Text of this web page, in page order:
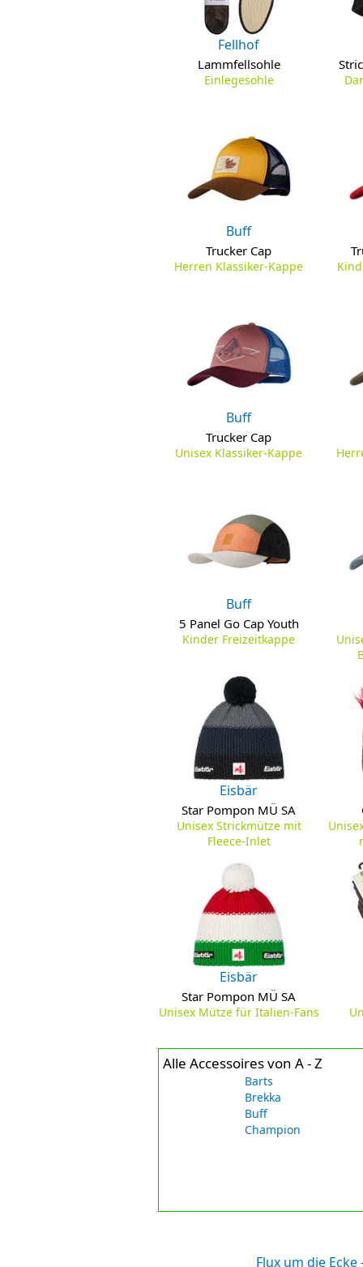
Fellhof
Lammfellsohle
Einlegesohle
Buff
Trucker Cap
Herren Klassiker-Kappe
Buff
Trucker Cap
Unisex Klassiker-Kappe
Buff
5 Panel Go Cap Youth
Kinder Freizeitkappe
Eisbär
Star Pompon MÜ SA
Unisex Strickmütze mit
Fleece-Inlet
Eisbär
Star Pompon MÜ SA
Unisex Mütze für Italien-Fans
Alle Accessoires von A - Z
Barts
Brekka
Buff
Champion
Flux um die